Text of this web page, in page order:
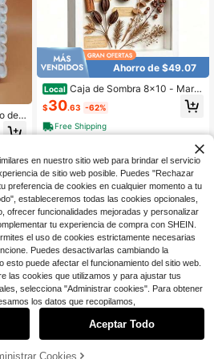
de 5
p
4x4
sin
Ahorro de $49.07
Local Caja de Sombra 8x10 - Marc
o de Fotos Profundo de Madera Bla
nca con Panel Resistente a Roturas
para Decoración de Pared, Estuche
de Exhibición 3D para Medallas Mili
tares, Flores, Fotos y Manualidades,
Fácil de Abrir y Listo para Colgar, Id
ea de Regalo
$30.63 -62%
Free Shipping
Ahorro de $40.36
Marco de fotos 4x6 con vidri
o real, marcos de caja de sombra de
madera maciza con paspartú de 3x
24
1
0
en nuestro sitio web para brindar el servicio
de sitio web posible. Puedes "Rechazar
preferencia de cookies en cualquier momento a tu
estableceremos todas las cookies opcionales,
ofrecer funcionalidades mejoradas y personalizar
tu experiencia de compra con SHEIN.
el uso de cookies estrictamente necesarias
Puedes desactivarlas cambiando la
esto puede afectar el funcionamiento del sitio web.
las cookies que utilizamos y para ajustar tus
selecciona "Administrar cookies". Para obtener
los datos que recopilamos,
Aceptar Todo
Cookies